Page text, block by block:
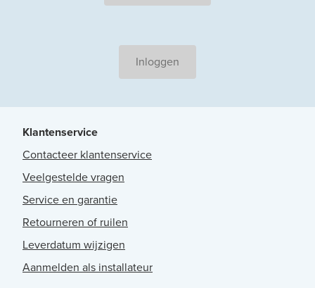
Inloggen
Klantenservice
Contacteer klantenservice
Veelgestelde vragen
Service en garantie
Retourneren of ruilen
Leverdatum wijzigen
Aanmelden als installateur